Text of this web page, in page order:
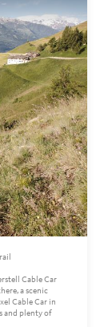
Cable Car
a scenic
Cable Car in
and plenty of